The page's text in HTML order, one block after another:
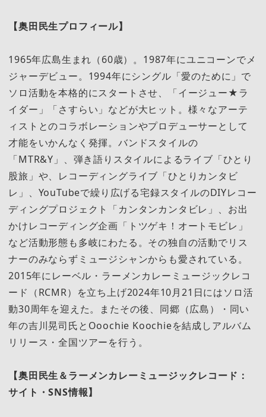
【奥田民生プロフィール】
1965年広島生まれ（60歳）。1987年にユニコーンでメ
ジャーデビュー。1994年にシングル「愛のために」で
ソロ活動を本格的にスタートさせ、「イージュー★ラ
イダー」「さすらい」などが大ヒット。様々なアーテ
ィストとのコラボレーションやプロデューサーとして
才能をいかんなく発揮。バンドスタイルの
「MTR&Y」、弾き語りスタイルによるライブ「ひとり
股旅」や、レコーディングライブ「ひとりカンタビ
レ」、YouTubeで繰り広げる宅録スタイルのDIYレコー
ディングプロジェクト「カンタンカンタビレ」、お出
かけレコーディング企画「トツゲキ！オートモビレ」
など活動形態も多岐にわたる。その独自の活動でリス
ナーのみならずミュージシャンからも愛されている。
2015年にレーベル・ラーメンカレーミュージックレコ
ード（RCMR）を立ち上げ2024年10月21日にはソロ活
動30周年を迎えた。またその後、同郷（広島）・同い
年の吉川晃司氏とOoochie Koochieを結成しアルバム
リリース・全国ツアーを行う。
【奥田民生＆ラーメンカレーミュージックレコード：
サイト・SNS情報】